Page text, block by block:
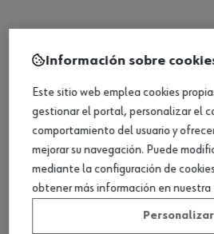
Información sobre
Este sitio web emplea cookies
gestionar el portal, personalizar el
comportamiento del usuario y
mejorar su navegación. Puede
mediante la configuración de
obtener más información en nuestra
Personalizar